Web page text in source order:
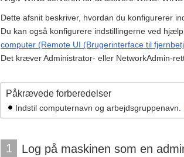
Dette afsnit beskriver, hvordan du konfigurerer
Du kan også konfigurere indstillingerne ved
computer (Remote UI (Brugerinterface til
Det kræver Administrator- eller NetworkAdmin-
Påkrævede forberedelser
Indstil computernavn og arbejdsgruppenavn.
1 Log på maskinen som en